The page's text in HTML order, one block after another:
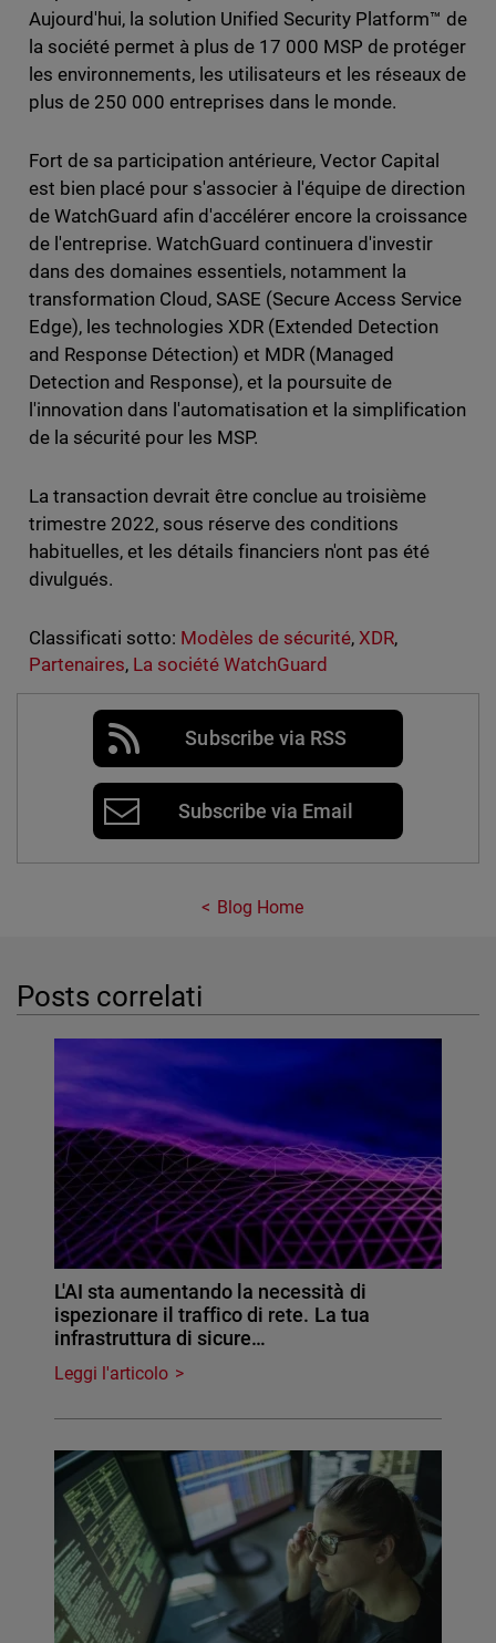
Aujourd'hui, la solution Unified Security Platform™ de
la société permet à plus de 17 000 MSP de protéger
les environnements, les utilisateurs et les réseaux de
plus de 250 000 entreprises dans le monde.
Fort de sa participation antérieure, Vector Capital
est bien placé pour s'associer à l'équipe de direction
de WatchGuard afin d'accélérer encore la croissance
de l'entreprise. WatchGuard continuera d'investir
dans des domaines essentiels, notamment la
transformation Cloud, SASE (Secure Access Service
Edge), les technologies XDR (Extended Detection
and Response Détection) et MDR (Managed
Detection and Response), et la poursuite de
l'innovation dans l'automatisation et la simplification
de la sécurité pour les MSP.
La transaction devrait être conclue au troisième
trimestre 2022, sous réserve des conditions
habituelles, et les détails financiers n'ont pas été
divulgués.
Classificati sotto: Modèles de sécurité,XDR,
Partenaires, La société WatchGuard
Subscribe via RSS
Subscribe via Email
Blog Home
Posts correlati
L'AI sta aumentando la necessità di
ispezionare il traffico di rete. La tua
infrastruttura di sicure…
Leggi l'articolo